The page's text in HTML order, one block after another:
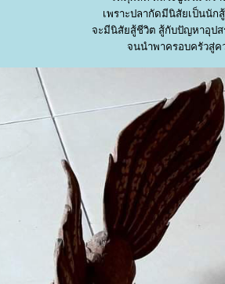
เพราะปลากัดมีนิสัยเป็นนัก
จะมีนิสัยสู้ชีวิต สู้กับปัญหาอุป
จนนำพาครอบครัวสู่ค